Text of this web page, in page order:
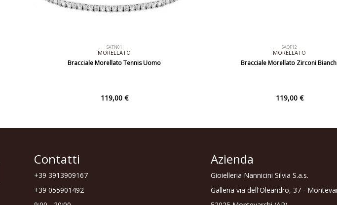
SATN01
MORELLATO
Bracciale Morellato Tennis Uomo
119,00 €
SAQF12
MORELLATO
Bracciale Morellato Zirconi
119,00 €
Contatti
+39 3913909167
+39 055901492
Azienda
Gioielleria Nannicini Silvia S.a.s.
Galleria via dell'Oleandro, 37 -